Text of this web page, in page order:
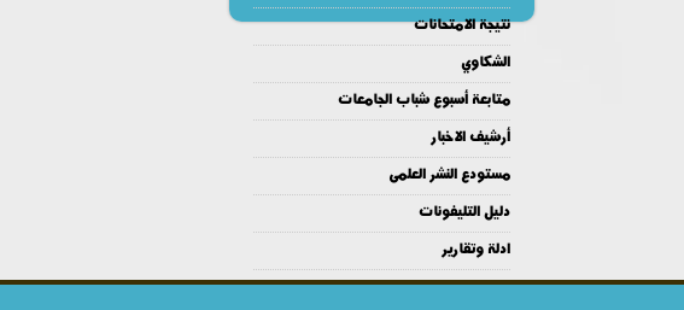
نتيجة الامتحانات
الشكاوي
متابعة أسبوع شباب الجامعات
أرشيف الاخبار
مستودع النشر العلمى
دليل التليفونات
ادلة وتقارير